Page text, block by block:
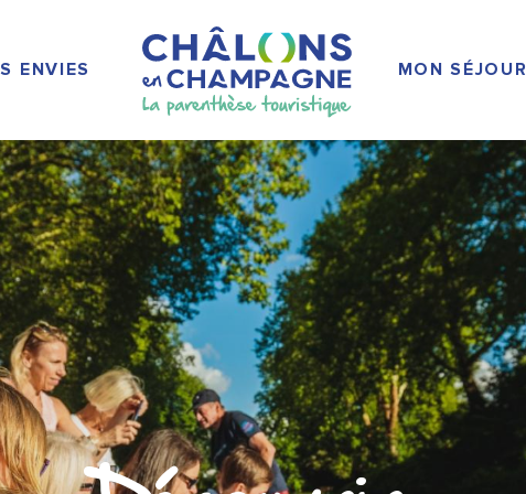
ENVIES MON SÉJOUR